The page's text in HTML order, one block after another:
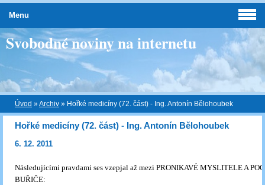
Svobodné noviny na internetu
Úvod »Archiv » Hořké medicíny (72. část) - Ing. Antonín Bělohoubek
Hořké medicíny (72. část) - Ing. Antonín Bělohoubek
6. 12. 2011
Následujícími pravdami ses vzepjal až mezi PRONIKAVÉ MYSLITELE A
BUŘIČE:
Menu